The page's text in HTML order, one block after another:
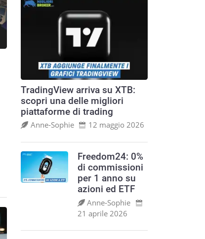
TradingView arriva su XTB:
scopri una delle migliori
piattaforme di trading
Anne‑Sophie 12 maggio 2026
Freedom24: 0%
di commissioni
per 1 anno su
azioni ed ETF
Anne‑Sophie
21 aprile 2026